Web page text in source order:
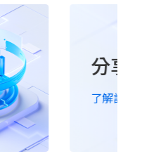
分享協作
了解詳情